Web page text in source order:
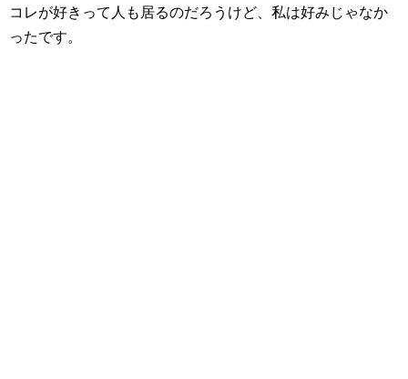
コレが好きって人も居るのだろうけど、私は好みじゃなか
ったです。